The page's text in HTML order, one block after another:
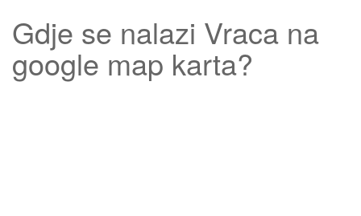
Gdje se nalazi Vraca na
google map karta?